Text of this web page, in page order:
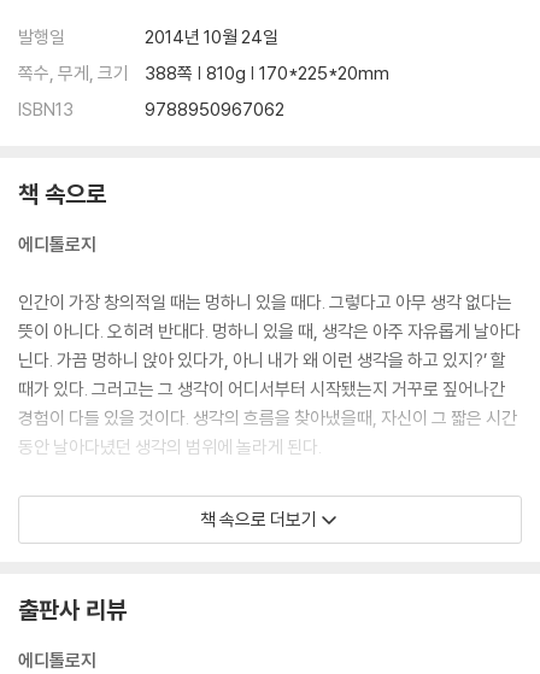
발행일
2014년 10월 24일
쪽수, 무게, 크기
388쪽 | 810g | 170*225*20mm
ISBN13
9788950967062
책 속으로
에디톨로지
인간이 가장 창의적일 때는 멍하니 있을 때다. 그렇다고 아무 생각 없다는
뜻이 아니다. 오히려 반대다. 멍하니 있을 때, 생각은 아주 자유롭게 날아다
닌다. 가끔 멍하니 앉아 있다가, 아니 내가 왜 이런 생각을 하고 있지?’ 할
때가 있다. 그러고는 그 생각이 어디서부터 시작됐는지 거꾸로 짚어나간
경험이 다들 있을 것이다. 생각의 흐름을 찾아냈을때, 자신이 그 짧은 시간
동안 날아다녔던 생각의 범위에 놀라게 된다.
보통사람들이 경험할 수 있는 가장 창조적인 순간이다. 보통사람은 어쩌다
겪는 ‘날아가는 생각’이지만, 천재에게는 일상이다. 천재와 이야기를 나눠
라면 NHN, NC소프트, 넥슨을 꼽는다. 한방에 훅 가는 IT 업계에서 그렇게
성공적으로 살아남기란 쉬운 일이 아니다.
책 속으로 더보기
출판사 리뷰
에디톨로지